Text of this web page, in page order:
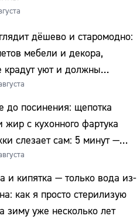
дёшево и старомодно:
мебели и декора,
крадут уют и должны
на свалку прямо сейчас
до посинения: щепотка
жир с кухонного фартука
слезает сам: 5 минут —
как новая
и кипятка — только вода из-
как я просто стерилизую
зиму уже несколько лет